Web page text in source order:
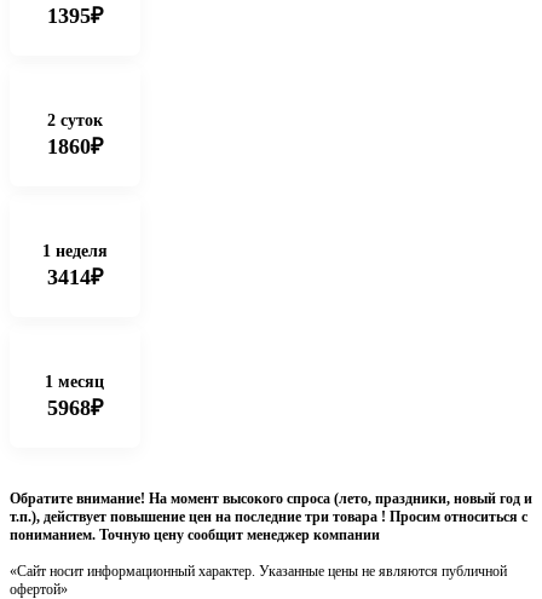
1395₽
2 суток
1860₽
1 неделя
3414₽
1 месяц
5968₽
Обратите внимание! На момент высокого спроса (лето, праздники, новый год и
т.п.), действует повышение цен на последние три товара ! Просим относиться с
пониманием. Точную цену сообщит менеджер компании
«Сайт носит информационный характер. Указанные цены не являются публичной
офертой»